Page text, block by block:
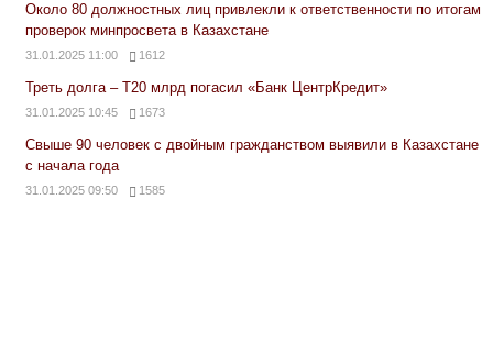
Около 80 должностных лиц привлекли к ответственности по итогам
проверок минпросвета в Казахстане
31.01.2025 11:00 1612
Треть долга – Т20 млрд погасил «Банк ЦентрКредит»
31.01.2025 10:45 1673
Свыше 90 человек с двойным гражданством выявили в Казахстане
с начала года
31.01.2025 09:50 1585